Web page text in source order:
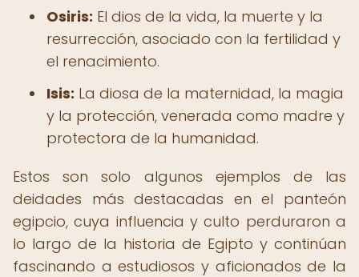
Osiris: El dios de la vida, la muerte y la
resurrección, asociado con la fertilidad y
el renacimiento.
Isis: La diosa de la maternidad, la magia
y la protección, venerada como madre y
protectora de la humanidad.
Estos son solo algunos ejemplos de las
deidades más destacadas en el panteón
egipcio, cuya influencia y culto perduraron a
lo largo de la historia de Egipto y continúan
fascinando a estudiosos y aficionados de la